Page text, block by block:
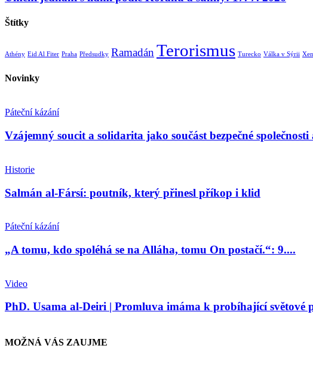
Štítky
Athény Eid Al Fiter Praha Předsudky Ramadán Terorismus Turecko Válka v Sýrii
Novinky
Páteční kázání
Vzájemný soucit a solidarita jako součást bezpečné
Historie
Salmán al-Fársí: poutník, který přinesl příkop i klid
Páteční kázání
„A tomu, kdo spoléhá se na Alláha, tomu On postačí.“: 9....
Video
PhD. Usama al-Deiri | Promluva imáma k probíhající světové
MOŽNÁ VÁS ZAUJME